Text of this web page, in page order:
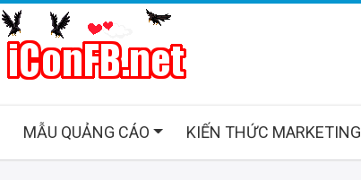
MẪU QUẢNG CÁO KIẾN THỨC MARKETING